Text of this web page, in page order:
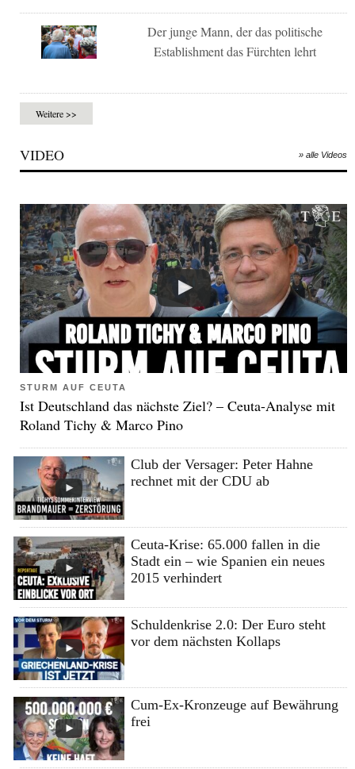
Der junge Mann, der das politische
Establishment das Fürchten lehrt
Weitere >>
VIDEO » alle Videos
STURM AUF CEUTA
Ist Deutschland das nächste Ziel? – Ceuta-Analyse mit
Roland Tichy & Marco Pino
Club der Versager: Peter Hahne
rechnet mit der CDU ab
Ceuta-Krise: 65.000 fallen in die
Stadt ein – wie Spanien ein neues
2015 verhindert
Schuldenkrise 2.0: Der Euro steht
vor dem nächsten Kollaps
Cum-Ex-Kronzeuge auf Bewährung
frei